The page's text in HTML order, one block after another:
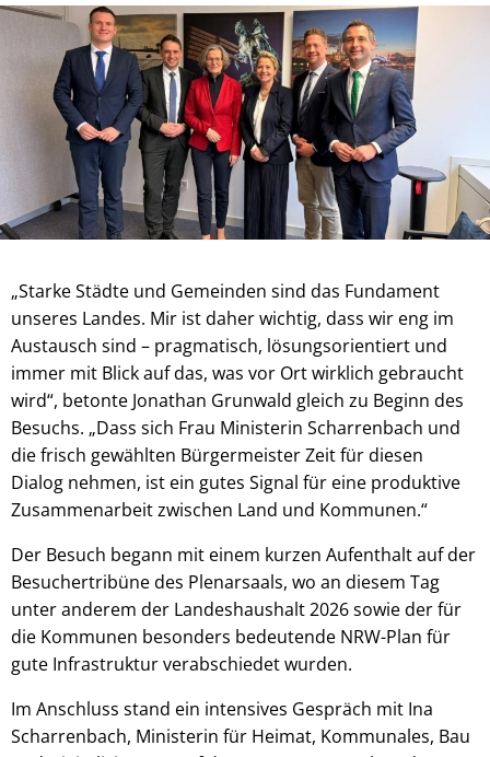
„Starke Städte und Gemeinden sind das Fundament
unseres Landes. Mir ist daher wichtig, dass wir eng im
Austausch sind – pragmatisch, lösungsorientiert und
immer mit Blick auf das, was vor Ort wirklich gebraucht
wird“, betonte Jonathan Grunwald gleich zu Beginn des
Besuchs. „Dass sich Frau Ministerin Scharrenbach und
die frisch gewählten Bürgermeister Zeit für diesen
Dialog nehmen, ist ein gutes Signal für eine produktive
Zusammenarbeit zwischen Land und Kommunen.“
Der Besuch begann mit einem kurzen Aufenthalt auf der
Besuchertribüne des Plenarsaals, wo an diesem Tag
unter anderem der Landeshaushalt 2026 sowie der für
die Kommunen besonders bedeutende NRW-Plan für
gute Infrastruktur verabschiedet wurden.
Im Anschluss stand ein intensives Gespräch mit Ina
Scharrenbach, Ministerin für Heimat, Kommunales, Bau